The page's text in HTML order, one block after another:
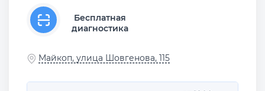
Бесплатная
диагностика
Майкоп, улица Шовгенова, 115